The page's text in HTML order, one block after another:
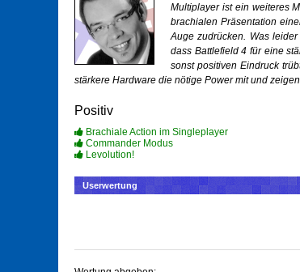
Multiplayer ist ein weiteres
brachialen Präsentation
Auge zudrücken. Was
dass Battlefield 4 für eine
sonst positiven Eindruck
stärkere Hardware die nötige Power mit und
Positiv
Brachiale Action im Singleplayer
Commander Modus
Levolution!
Userwertung